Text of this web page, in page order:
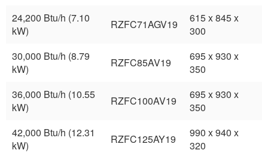
24,200 Btu/h (7.10
kW)
RZFC71AGV19
615 x 845 x
300
30,000 Btu/h (8.79
kW)
RZFC85AV19
695 x 930 x
350
36,000 Btu/h (10.55
kW)
RZFC100AV19
695 x 930 x
350
42,000 Btu/h (12.31
kW)
RZFC125AY19
990 x 940 x
320